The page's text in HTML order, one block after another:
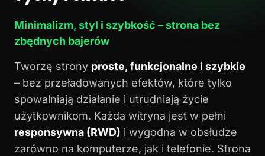
Minimalizm, styl i szybkość – strona bez
zbędnych bajerów
Tworzę strony proste, funkcjonalne i szybkie
– bez przeładowanych efektów, które tylko
spowalniają działanie i utrudniają życie
użytkownikom. Każda witryna jest w pełni
responsywna (RWD) i wygodna w obsłudze
zarówno na komputerze, jak i telefonie. Strona